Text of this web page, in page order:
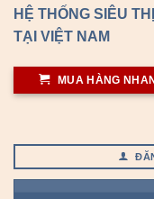
HỆ THỐNG SIÊU
TẠI VIỆT NAM
MUA HÀNG